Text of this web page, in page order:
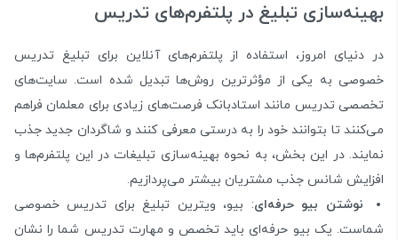
بهینه‌سازی تبلیغ در پلتفرم‌های تدریس
در دنیای امروز، استفاده از پلتفرم‌های آنلاین برای تبلیغ تدریس
خصوصی به یکی از مؤثرترین روش‌ها تبدیل شده است. سایت‌های
تخصصی تدریس مانند استادبانک فرصت‌های زیادی برای معلمان فراهم
می‌کنند تا بتوانند خود را به درستی معرفی کنند و شاگردان جدید جذب
نمایند. در این بخش، به نحوه بهینه‌سازی تبلیغات در این پلتفرم‌ها و
افزایش شانس جذب مشتریان بیشتر می‌پردازیم.
نوشتن بیو حرفه‌ای: بیو، ویترین تبلیغ برای تدریس خصوصی
شماست. یک بیو حرفه‌ای باید تخصص و مهارت تدریس شما را نشان